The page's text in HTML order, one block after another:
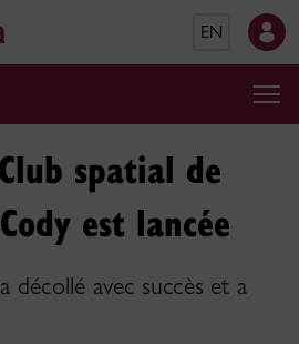
EN
spatial de
est lancée
décollé avec succès et a